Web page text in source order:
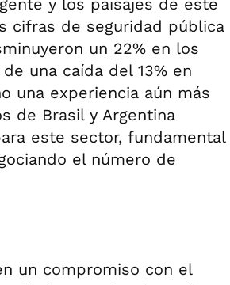
y los paisajes de este
cifras de seguridad pública
un 22% en los
una caída del 13% en
una experiencia aún más
de Brasil y Argentina
este sector, fundamental
el número de
un compromiso con el